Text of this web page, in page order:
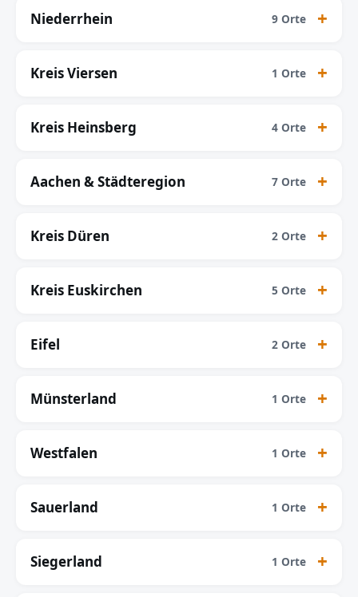
Niederrhein 9 Orte
Kreis Viersen 1 Orte
Kreis Heinsberg 4 Orte
Aachen & Städteregion 7 Orte
Kreis Düren 2 Orte
Kreis Euskirchen 5 Orte
Eifel 2 Orte
Münsterland 1 Orte
Westfalen 1 Orte
Sauerland 1 Orte
Siegerland 1 Orte